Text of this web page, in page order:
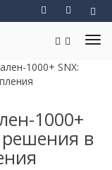
1000+ SNX:
1000+
в